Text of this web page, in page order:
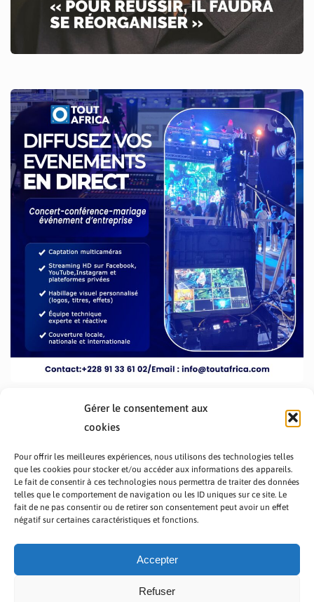
Gérer le consentement aux
cookies
Pour offrir les meilleures expériences, nous utilisons des technologies telles
que les cookies pour stocker et/ou accéder aux informations des appareils.
Le fait de consentir à ces technologies nous permettra de traiter des données
telles que le comportement de navigation ou les ID uniques sur ce site. Le
fait de ne pas consentir ou de retirer son consentement peut avoir un effet
négatif sur certaines caractéristiques et fonctions.
Accepter
Refuser
PRÉSENTATION TOUTAFRICA
A PROPOS